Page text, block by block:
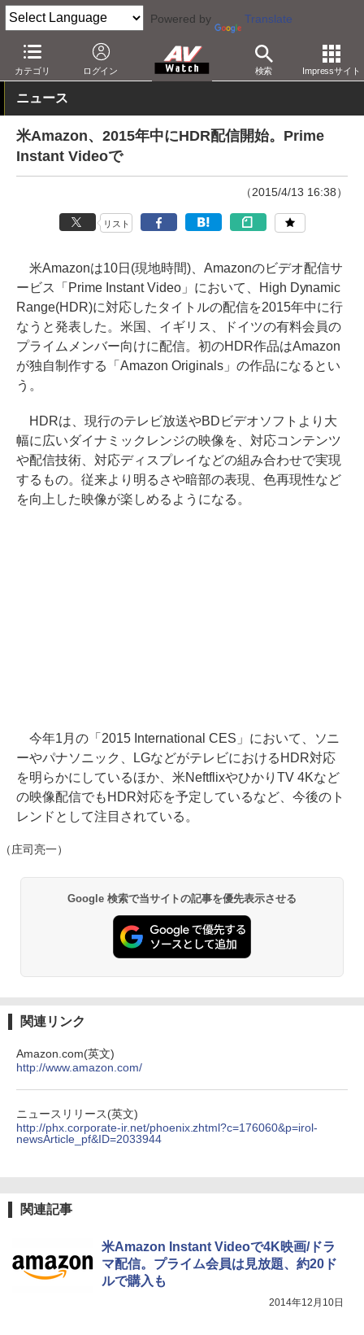
Powered by Translate
カテゴリ ログイン 検索 Impressサイト
AV Watch コンテンツ・サービス 映像配信 Amazonビデオ
ニュース
米Amazon、2015年中にHDR配信開始。Prime
Instant Videoで
（2015/4/13 16:38）
リスト
米Amazonは10日(現地時間)、Amazonのビデオ配信サ
ービス「Prime Instant Video」において、High Dynamic
Range(HDR)に対応したタイトルの配信を2015年中に行
なうと発表した。米国、イギリス、ドイツの有料会員の
プライムメンバー向けに配信。初のHDR作品はAmazon
が独自制作する「Amazon Originals」の作品になるとい
う。
HDRは、現行のテレビ放送やBDビデオソフトより大
幅に広いダイナミックレンジの映像を、対応コンテンツ
や配信技術、対応ディスプレイなどの組み合わせで実現
するもの。従来より明るさや暗部の表現、色再現性など
を向上した映像が楽しめるようになる。
今年1月の「2015 International CES」において、ソニ
ーやパナソニック、LGなどがテレビにおけるHDR対応
を明らかにしているほか、米NeftflixやひかりTV 4Kなど
の映像配信でもHDR対応を予定しているなど、今後のト
レンドとして注目されている。
（庄司亮一）
Google 検索で当サイトの記事を優先表示させる
関連リンク
Amazon.com(英文)
http://www.amazon.com/
ニュースリリース(英文)
http://phx.corporate-ir.net/phoenix.zhtml?c=176060&p=irol-
newsArticle_pf&ID=2033944
関連記事
米Amazon Instant Videoで4K映画/ドラ
マ配信。プライム会員は見放題、約20ド
ルで購入も
2014年12月10日